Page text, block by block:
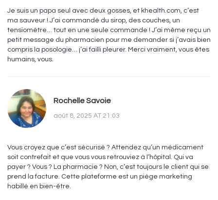
Je suis un papa seul avec deux gosses, et khealth.com, c’est
ma sauveur ! J’ai commandé du sirop, des couches, un
tensiomètre… tout en une seule commande ! J’ai même reçu un
petit message du pharmacien pour me demander si j’avais bien
compris la posologie… j’ai failli pleurer. Merci vraiment, vous êtes
humains, vous.
Rochelle Savoie
août 8, 2025 AT 21:03
Vous croyez que c’est sécurisé ? Attendez qu’un médicament
soit contrefait et que vous vous retrouviez à l’hôpital. Qui va
payer ? Vous ? La pharmacie ? Non, c’est toujours le client qui se
prend la facture. Cette plateforme est un piège marketing
habillé en bien-être.